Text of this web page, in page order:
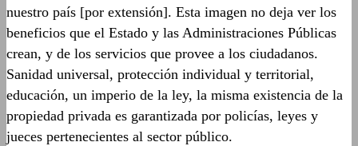
nuestro país [por extensión]. Esta imagen no deja ver los
beneficios que el Estado y las Administraciones Públicas
crean, y de los servicios que provee a los ciudadanos.
Sanidad universal, protección individual y territorial,
educación, un imperio de la ley, la misma existencia de la
propiedad privada es garantizada por policías, leyes y
jueces pertenecientes al sector público.